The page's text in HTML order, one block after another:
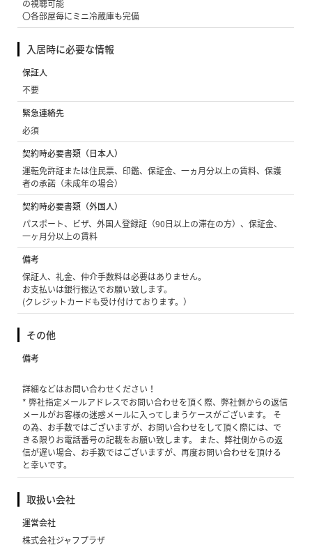
の視聴可能
〇各部屋毎にミニ冷蔵庫も完備
入居時に必要な情報
保証人
不要
緊急連絡先
必須
契約時必要書類（日本人）
運転免許証または住民票、印鑑、保証金、一ヵ月分以上の賃料、保護
者の承諾（未成年の場合）
契約時必要書類（外国人）
パスポート、ビザ、外国人登録証（90日以上の滞在の方）、保証金、
一ヶ月分以上の賃料
備考
保証人、礼金、仲介手数料は必要はありません。
お支払いは銀行振込でお願い致します。
(クレジットカードも受け付けております。）
その他
備考
詳細などはお問い合わせください！
* 弊社指定メールアドレスでお問い合わせを頂く際、弊社側からの返信
メールがお客様の迷惑メールに入ってしまうケースがございます。 そ
の為、お手数ではございますが、お問い合わせをして頂く際には、で
きる限りお電話番号の記載をお願い致します。 また、弊社側からの返
信が遅い場合、お手数ではございますが、再度お問い合わせを頂ける
と幸いです。
取扱い会社
運営会社
株式会社ジャフプラザ